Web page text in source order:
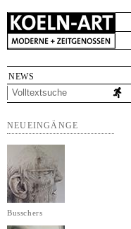
NEWS
NEUEINGÄNGE
Busschers